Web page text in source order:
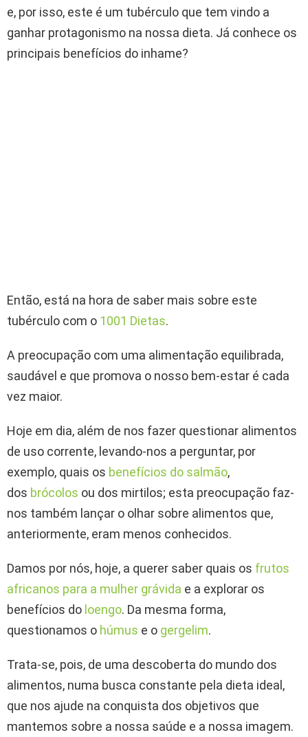
e, por isso, este é um tubérculo que tem vindo a
ganhar protagonismo na nossa dieta. Já conhece os
principais benefícios do inhame?
Então, está na hora de saber mais sobre este
tubérculo com o 1001 Dietas.
A preocupação com uma alimentação equilibrada,
saudável e que promova o nosso bem-estar é cada
vez maior.
Hoje em dia, além de nos fazer questionar alimentos
de uso corrente, levando-nos a perguntar, por
exemplo, quais os benefícios do salmão,
dos brócolos ou dos mirtilos; esta preocupação faz-
nos também lançar o olhar sobre alimentos que,
anteriormente, eram menos conhecidos.
Damos por nós, hoje, a querer saber quais os frutos
africanos para a mulher grávida e a explorar os
benefícios do loengo. Da mesma forma,
questionamos o húmus e o gergelim.
Trata-se, pois, de uma descoberta do mundo dos
alimentos, numa busca constante pela dieta ideal,
que nos ajude na conquista dos objetivos que
mantemos sobre a nossa saúde e a nossa imagem.